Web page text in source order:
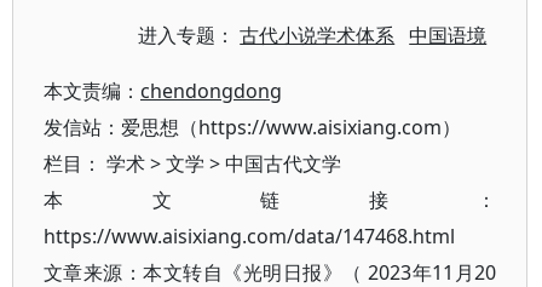
进入专题：古代小说学术体系 中国语境
本文责编： chendongdong
发信站：爱思想（https://www.aisixiang.com）
栏目： 学术>文学 >中国古代文学
本文链接：
https://www.aisixiang.com/data/147468.html
文章来源：本文转自《光明日报》（ 2023年11月20